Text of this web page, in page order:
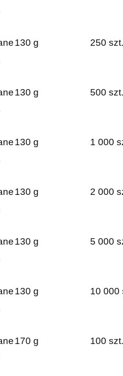
130 g 250 szt.
130 g 500 szt.
130 g 1 000
130 g 2 000
130 g 5 000
130 g 10 000
170 g 100 szt.